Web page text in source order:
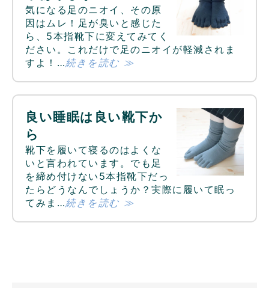
気になる足のニオイ、その原
因はムレ！足が臭いと感じた
ら、5本指靴下に変えてみてく
ださい。これだけで足のニオイが軽減されま
すよ！…続きを読む ≫
良い睡眠は良い靴下か
ら
靴下を履いて寝るのはよくな
いと言われています。でも足
を締め付けない5本指靴下だっ
たらどうなんでしょうか？実際に履いて眠っ
てみま…続きを読む ≫